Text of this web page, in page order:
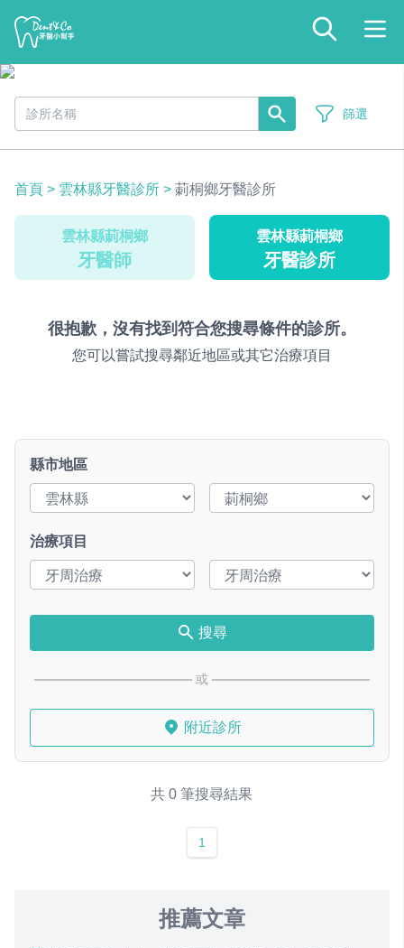
篩選
首頁 > 雲林縣牙醫診所 > 莿桐鄉牙醫診所
雲林縣莿桐鄉
牙醫師
雲林縣莿桐鄉
牙醫診所
很抱歉，沒有找到符合您搜尋條件的診所。
您可以嘗試搜尋鄰近地區或其它治療項目
縣市地區
治療項目
搜尋
或
附近診所
共 0 筆搜尋結果
1
推薦文章